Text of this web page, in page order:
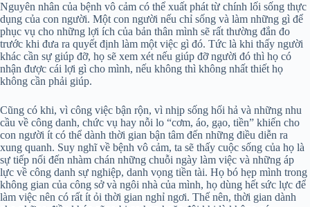
Nguyên nhân của bệnh vô cảm có thể xuất phát từ chính lối sống thực
dụng của con người. Một con người nếu chỉ sống và làm những gì để
phục vụ cho những lợi ích của bản thân mình sẽ rất thường đắn đo
trước khi đưa ra quyết định làm một việc gì đó. Tức là khi thấy người
khác cần sự giúp đỡ, họ sẽ xem xét nếu giúp đỡ người đó thì họ có
nhận được cái lợi gì cho mình, nếu không thì không nhất thiết họ
không cần phải giúp.
Cũng có khi, vì công việc bận rộn, vì nhịp sống hối hả và những nhu
cầu về công danh, chức vụ hay nỗi lo “cơm, áo, gạo, tiền” khiến cho
con người ít có thể dành thời gian bận tâm đến những điều diễn ra
xung quanh. Suy nghĩ về bệnh vô cảm, ta sẽ thấy cuộc sống của họ là
sự tiếp nối đến nhàm chán những chuỗi ngày làm việc và những áp
lực về công danh sự nghiệp, danh vọng tiền tài. Họ bó hẹp mình trong
không gian của công sở và ngôi nhà của mình, họ dùng hết sức lực để
làm việc nên có rất ít ỏi thời gian nghỉ ngơi. Thế nên, thời gian dành